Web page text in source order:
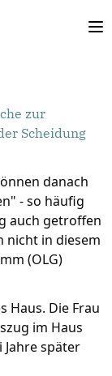
zur
Scheidung
danach
- so häufig
auch getroffen
nicht in diesem
(OLG)
Haus. Die Frau
im Haus
später